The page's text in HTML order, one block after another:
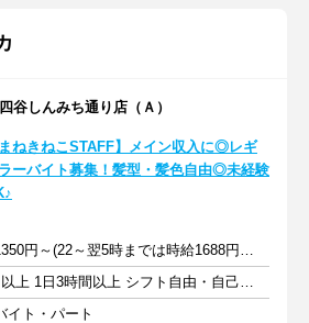
しんみち通り店（Ａ）
まねきねこSTAFF】メイン収入に◎レギ
ーバイト募集！髪型・髪色自由◎未経験
時給1350円～(22～翌5時までは時給1688円～)+交通費規定支給
週3日以上 1日3時間以上 シフト自由・自己申告
イト・パート